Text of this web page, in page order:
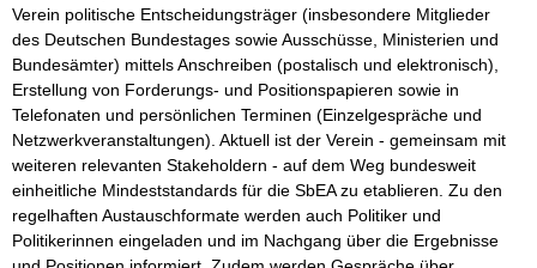
Verein politische Entscheidungsträger (insbesondere Mitglieder
des Deutschen Bundestages sowie Ausschüsse, Ministerien und
Bundesämter) mittels Anschreiben (postalisch und elektronisch),
Erstellung von Forderungs- und Positionspapieren sowie in
Telefonaten und persönlichen Terminen (Einzelgespräche und
Netzwerkveranstaltungen). Aktuell ist der Verein - gemeinsam mit
weiteren relevanten Stakeholdern - auf dem Weg bundesweit
einheitliche Mindeststandards für die SbEA zu etablieren. Zu den
regelhaften Austauschformate werden auch Politiker und
Politikerinnen eingeladen und im Nachgang über die Ergebnisse